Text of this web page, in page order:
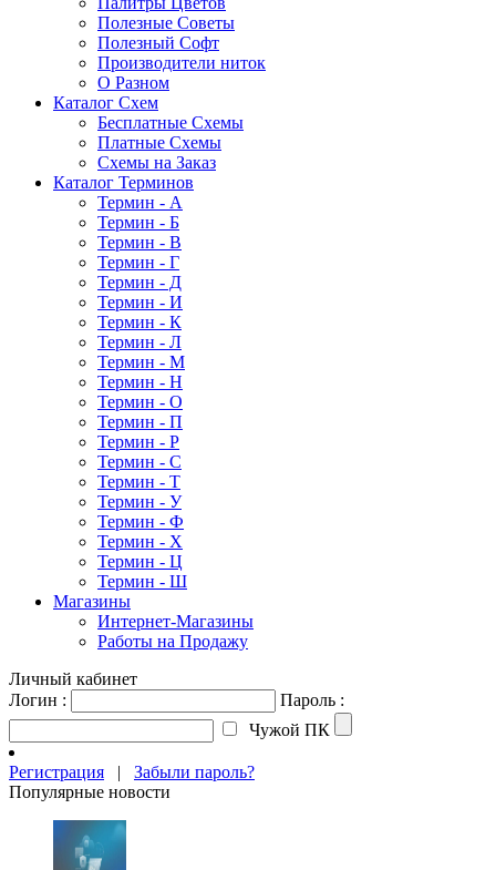
Полезные Советы
Полезный Софт
Производители ниток
О Разном
Каталог Схем
Бесплатные Схемы
Платные Схемы
Схемы на Заказ
Каталог Терминов
Термин - А
Термин - Б
Термин - В
Термин - Г
Термин - Д
Термин - И
Термин - К
Термин - Л
Термин - М
Термин - Н
Термин - О
Термин - П
Термин - Р
Термин - С
Термин - Т
Термин - У
Термин - Ф
Термин - Х
Термин - Ц
Термин - Ш
Магазины
Интернет-Магазины
Работы на Продажу
Личный кабинет
Логин :
Пароль :
Чужой ПК
Регистрация | Забыли пароль?
Популярные новости